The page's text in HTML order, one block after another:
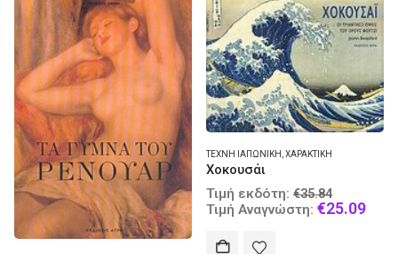
ΤΈΧΝΗ ΙΑΠΩΝΙΚΉ ΧΑΡΑΚΤΙΚΉ
Χοκουσάι
Τιμή εκδότη: €35.84
price
Τιμή Αναγνώστη: €25.09